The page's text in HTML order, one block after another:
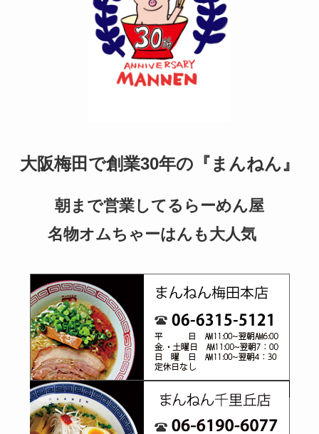
大阪梅田で創業30年の『まんねん』
朝まで営業してるらーめん屋
名物オムちゃーはんも大人気